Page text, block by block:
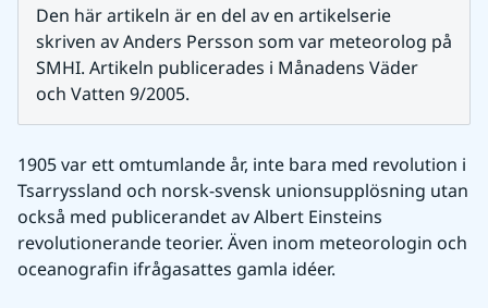
Den här artikeln är en del av en artikelserie
skriven av Anders Persson som var meteorolog på
SMHI. Artikeln publicerades i Månadens Väder
och Vatten 9/2005.
1905 var ett omtumlande år, inte bara med revolution i
Tsarryssland och norsk-svensk unionsupplösning utan
också med publicerandet av Albert Einsteins
revolutionerande teorier. Även inom meteorologin och
oceanografin ifrågasattes gamla idéer.